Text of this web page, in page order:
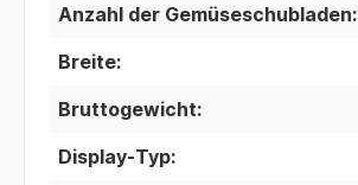
Anzahl der Gemüseschubladen:
Breite:
Bruttogewicht:
Display-Typ: